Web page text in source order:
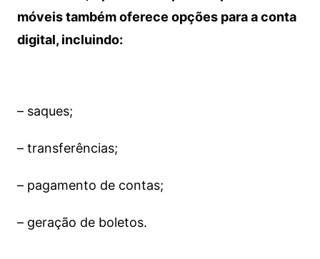
móveis também oferece opções para a conta
digital, incluindo:
– saques;
– transferências;
– pagamento de contas;
– geração de boletos.